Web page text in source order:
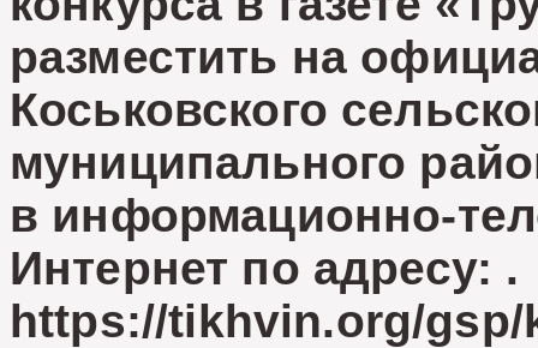
разместить на
Коськовского
муниципального
в информационно-
Интернет по адресу: .
https://tikhvin.org/gsp/